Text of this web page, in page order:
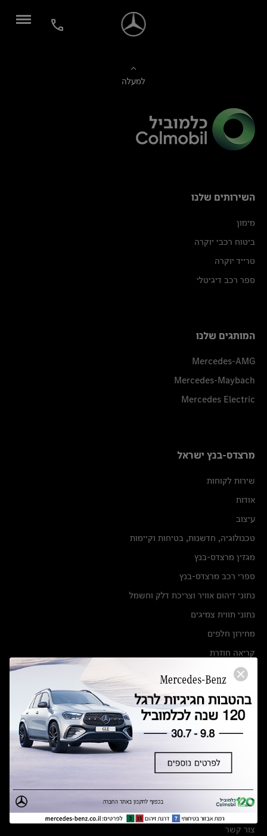
למעלה
השירותים שלנו
מימון
ביטוח רכבי יוקרה
טרייד יוקרה
ספר רכב דיגיטלי
המותגים שלנו
Mercedes-AMG
Mercedes-Maybach
Mercedes Electric
מרצדס-בנץ ישראל
שירות לקוחות
אודות
עיצוב
טכנולוגיה, חדשנות, בטיחות וקיימות
מגזין מרצדס-בנץ
ספרי רכב מרצדס-בנץ
נתוני זיהום אוויר וצריכת דלק וחשמל
נתוני תווית צמיגים
מחירון חלפים
קריאה חוזרת
הודעה על הטבות לרכבי מרצדס בהסדר פשרה בתצ 56447-02-19
תקנון ימי מכירות 120 לכלמוביל
מצאו אותנו
אולמות תצוגה
מרכזי שירות
צור קשר